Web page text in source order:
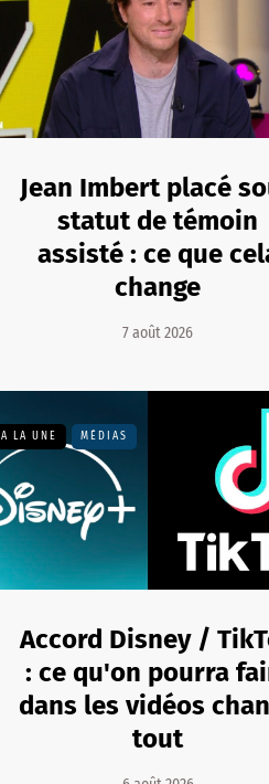
Jean Imbert placé
statut de témoin
assisté : ce que
change
7 août 2026
A LA UNE MÉDIAS
Accord Disney /
: ce qu'on pourra
dans les vidéos
tout